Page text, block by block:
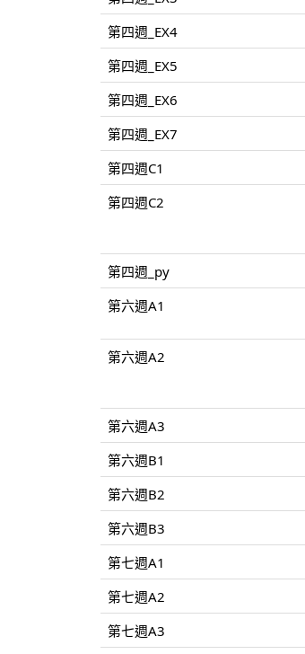
第四週_EX4
第四週_EX5
第四週_EX6
第四週_EX7
第四週C1
第四週C2
第四週_py
第六週A1
第六週A2
第六週A3
第六週B1
第六週B2
第六週B3
第七週A1
第七週A2
第七週A3